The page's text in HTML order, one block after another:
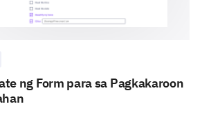
ng Form para sa Pagkakaroon